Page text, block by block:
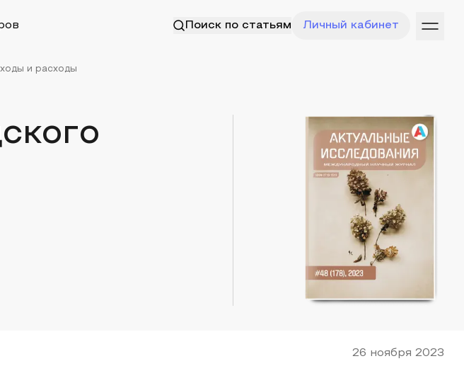
Поиск по статьям Личный кабинет
и расходы
26 ноября 2023